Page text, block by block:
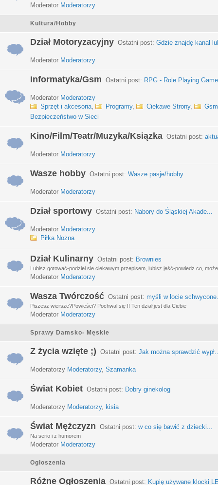
Moderator Moderatorzy
Kultura/Hobby
Dział Motoryzacyjny Ostatni post: Gdzie znajdę kanał
Moderator Moderatorzy
Informatyka/Gsm Ostatni post: RPG - Role Playing
Moderator Moderatorzy
Sprzęt i akcesoria, Programy, Ciekawe Strony,
Gsm
Bezpieczeństwo w Sieci
Kino/Film/Teatr/Muzyka/Ksiązka Ostatni post:
Moderator Moderatorzy
Wasze hobby Ostatni post: Wasze pasje/hobby
Moderator Moderatorzy
Dział sportowy Ostatni post: Nabory do Śląskiej Akade...
Moderator Moderatorzy
Piłka Nożna
Dział Kulinarny Ostatni post: Brownies
Lubisz gotować-podziel sie ciekawym przepisem, lubisz jeść-powiedz co,
Moderator Moderatorzy
Wasza Twórczość Ostatni post: myśli w locie
Piszesz wiersze?Powieści? Pochwal się !! Ten dział jest dla Ciebie
Moderator Moderatorzy
Sprawy Damsko- Męskie
Z życia wzięte ;) Ostatni post: Jak można sprawdzić
Moderatorzy Moderatorzy, Szamanka
Świat Kobiet Ostatni post: Dobry ginekolog
Moderatorzy Moderatorzy, kisia
Świat Mężczyzn Ostatni post: w co się bawić z dziecki...
Na serio i z humorem
Moderator Moderatorzy
Ogłoszenia
Różne Ogłoszenia Ostatni post: Kupię używane klocki